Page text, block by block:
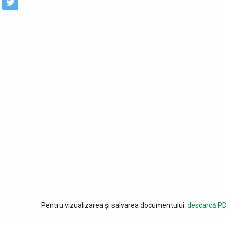
Pentru vizualizarea și salvarea documentului: descarcă